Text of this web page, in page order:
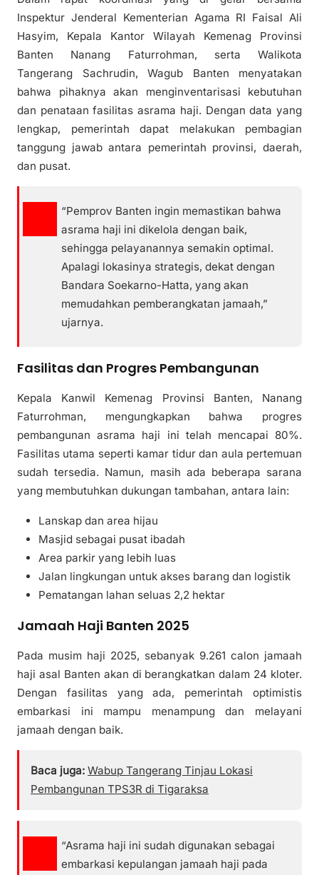
Inspektur Jenderal Kementerian Agama RI Faisal Ali
Hasyim, Kepala Kantor Wilayah Kemenag Provinsi
Banten Nanang Faturrohman, serta Walikota
Tangerang Sachrudin, Wagub Banten menyatakan
bahwa pihaknya akan menginventarisasi kebutuhan
dan penataan fasilitas asrama haji. Dengan data yang
lengkap, pemerintah dapat melakukan pembagian
tanggung jawab antara pemerintah provinsi, daerah,
dan pusat.
“Pemprov Banten ingin memastikan bahwa
asrama haji ini dikelola dengan baik,
sehingga pelayanannya semakin optimal.
Apalagi lokasinya strategis, dekat dengan
Bandara Soekarno-Hatta, yang akan
memudahkan pemberangkatan jamaah,”
ujarnya.
Fasilitas dan Progres Pembangunan
Kepala Kanwil Kemenag Provinsi Banten, Nanang
Faturrohman, mengungkapkan bahwa progres
pembangunan asrama haji ini telah mencapai 80%.
Fasilitas utama seperti kamar tidur dan aula pertemuan
sudah tersedia. Namun, masih ada beberapa sarana
yang membutuhkan dukungan tambahan, antara lain:
Lanskap dan area hijau
Masjid sebagai pusat ibadah
Area parkir yang lebih luas
Jalan lingkungan untuk akses barang dan logistik
Pematangan lahan seluas 2,2 hektar
Jamaah Haji Banten 2025
Pada musim haji 2025, sebanyak 9.261 calon jamaah
haji asal Banten akan di berangkatkan dalam 24 kloter.
Dengan fasilitas yang ada, pemerintah optimistis
embarkasi ini mampu menampung dan melayani
jamaah dengan baik.
Baca juga: Wabup Tangerang Tinjau Lokasi
Pembangunan TPS3R di Tigaraksa
“Asrama haji ini sudah digunakan sebagai
embarkasi kepulangan jamaah haji pada